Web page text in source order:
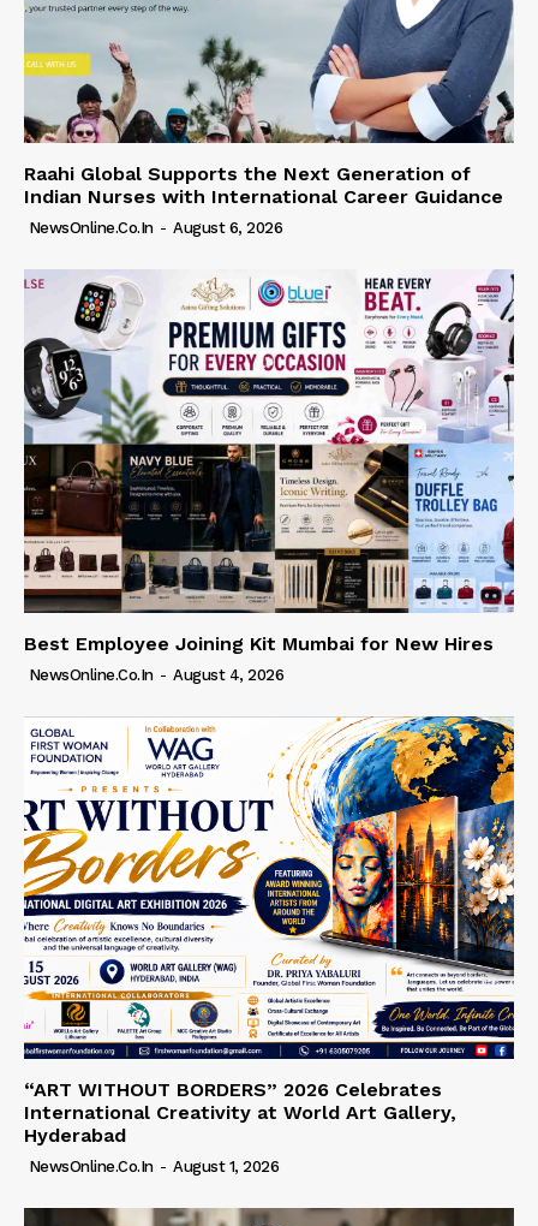
Raahi Global Supports the Next Generation of
Indian Nurses with International Career Guidance
NewsOnline.co.in - August 6, 2026
Best Employee Joining Kit Mumbai for New Hires
NewsOnline.co.in - August 4, 2026
“ART WITHOUT BORDERS” 2026 Celebrates
International Creativity at World Art Gallery,
Hyderabad
NewsOnline.co.in - August 1, 2026